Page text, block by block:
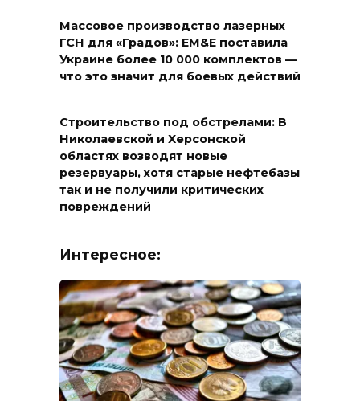
Массовое производство лазерных
ГСН для «Градов»: EM&E поставила
Украине более 10 000 комплектов —
что это значит для боевых действий
Строительство под обстрелами: В
Николаевской и Херсонской
областях возводят новые
резервуары, хотя старые нефтебазы
так и не получили критических
повреждений
Интересное: